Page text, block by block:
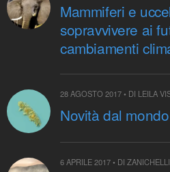
Mammiferi e
sopravvivere ai
cambiamenti
28 AGOSTO 2017 • DI LEILA
Novità dal
6 APRILE 2017 • DI